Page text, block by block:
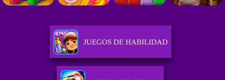
JUEGOS DE HABILIDAD